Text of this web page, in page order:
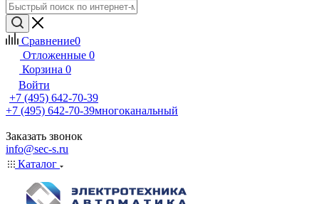
Сравнение0
Отложенные 0
Корзина 0
Войти
+7 (495) 642-70-39
+7 (495) 642-70-39многоканальный
Заказать звонок
info@sec-s.ru
Каталог